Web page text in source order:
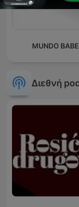
MUNDO
Διεθνή